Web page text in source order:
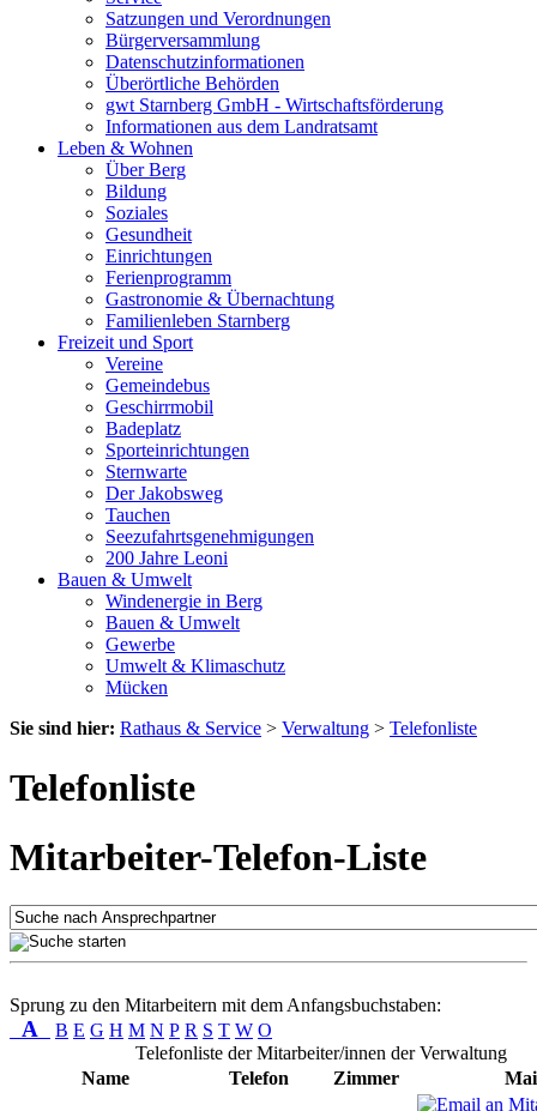
Satzungen und Verordnungen
Bürgerversammlung
Datenschutzinformationen
Überörtliche Behörden
gwt Starnberg GmbH - Wirtschaftsförderung
Informationen aus dem Landratsamt
Leben & Wohnen
Über Berg
Bildung
Soziales
Gesundheit
Einrichtungen
Ferienprogramm
Gastronomie & Übernachtung
Familienleben Starnberg
Freizeit und Sport
Vereine
Gemeindebus
Geschirrmobil
Badeplatz
Sporteinrichtungen
Sternwarte
Der Jakobsweg
Tauchen
Seezufahrtsgenehmigungen
200 Jahre Leoni
Bauen & Umwelt
Windenergie in Berg
Bauen & Umwelt
Gewerbe
Umwelt & Klimaschutz
Mücken
Sie sind hier: Rathaus & Service > Verwaltung > Telefonliste
Telefonliste
Mitarbeiter-Telefon-Liste
Sprung zu den Mitarbeitern mit dem Anfangsbuchstaben:
A B E G H M N P R S T W O
Telefonliste der Mitarbeiter/innen der Verwaltung
Name
Telefon Zimmer